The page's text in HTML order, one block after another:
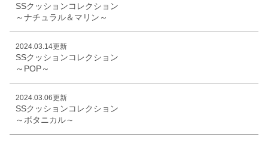
SSクッションコレクション
～ナチュラル＆マリン～
2024.03.14更新
SSクッションコレクション
～POP～
2024.03.06更新
SSクッションコレクション
～ボタニカル～